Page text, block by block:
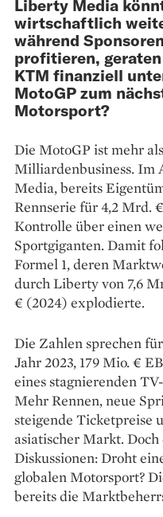
Liberty Media
wirtschaftlich
während
profitieren,
KTM finanziell
MotoGP zum
Motorsport?
Die MotoGP ist mehr
Milliardenbusiness. Im
Media, bereits
Rennserie für 4,2 Mrd.
Kontrolle über einen
Sportgiganten. Damit
Formel 1, deren
durch Liberty von 7,6
€ (2024) explodierte.
Die Zahlen sprechen
Jahr 2023, 179 Mio. €
eines stagnierenden
Mehr Rennen, neue
steigende Ticketpreise
asiatischer Markt.
Diskussionen: Droht
globalen Motorsport?
bereits die